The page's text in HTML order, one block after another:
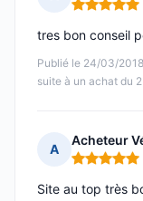
Note : 5 sur
Publié le 24/03/
suite à un achat du
tres bon conseil
A
Acheteur
Note : 5 sur
Site au top très